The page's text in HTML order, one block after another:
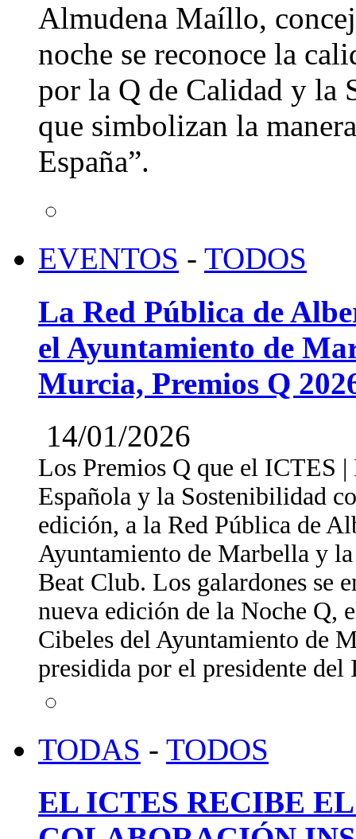
Almudena Maíllo,
noche se reconoce la
por la Q de Calidad y la
que simbolizan la
España”.
EVENTOS - TODOS
La Red Pública de
el Ayuntamiento de
Murcia, Premios Q
14/01/2026
Los Premios Q que el ICTES
Española y la Sostenibilidad
edición, a la Red Pública de
Ayuntamiento de Marbella y
Beat Club. Los galardones se
nueva edición de la Noche Q,
Cibeles del Ayuntamiento de
presidida por el presidente
TODAS - TODOS
EL ICTES RECIBE